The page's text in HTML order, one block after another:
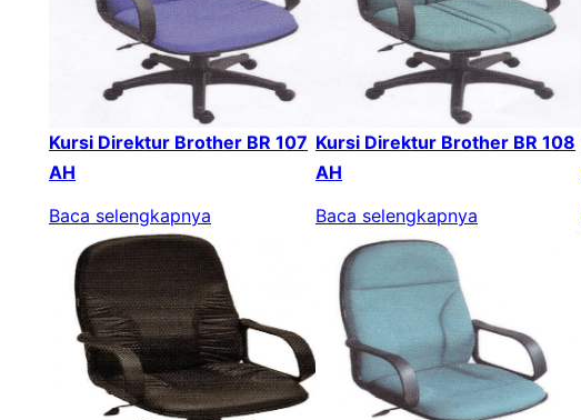
Kursi Direktur Brother BR 107
AH
Baca selengkapnya
Kursi Direktur Brother BR 108
AH
Baca selengkapnya